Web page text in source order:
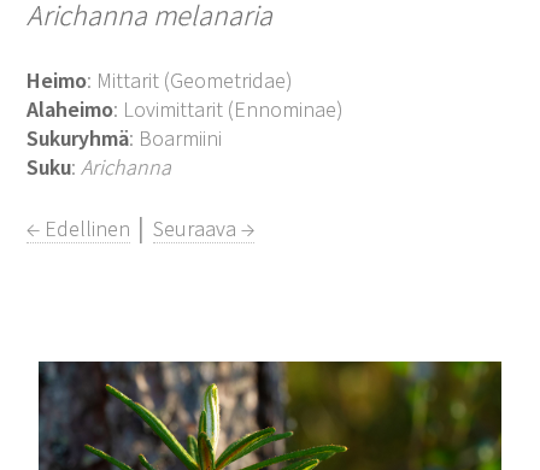
Arichanna melanaria
Heimo: Mittarit (Geometridae)
Alaheimo: Lovimittarit (Ennominae)
Sukuryhmä: Boarmiini
Suku:Arichanna
← Edellinen │Seuraava →